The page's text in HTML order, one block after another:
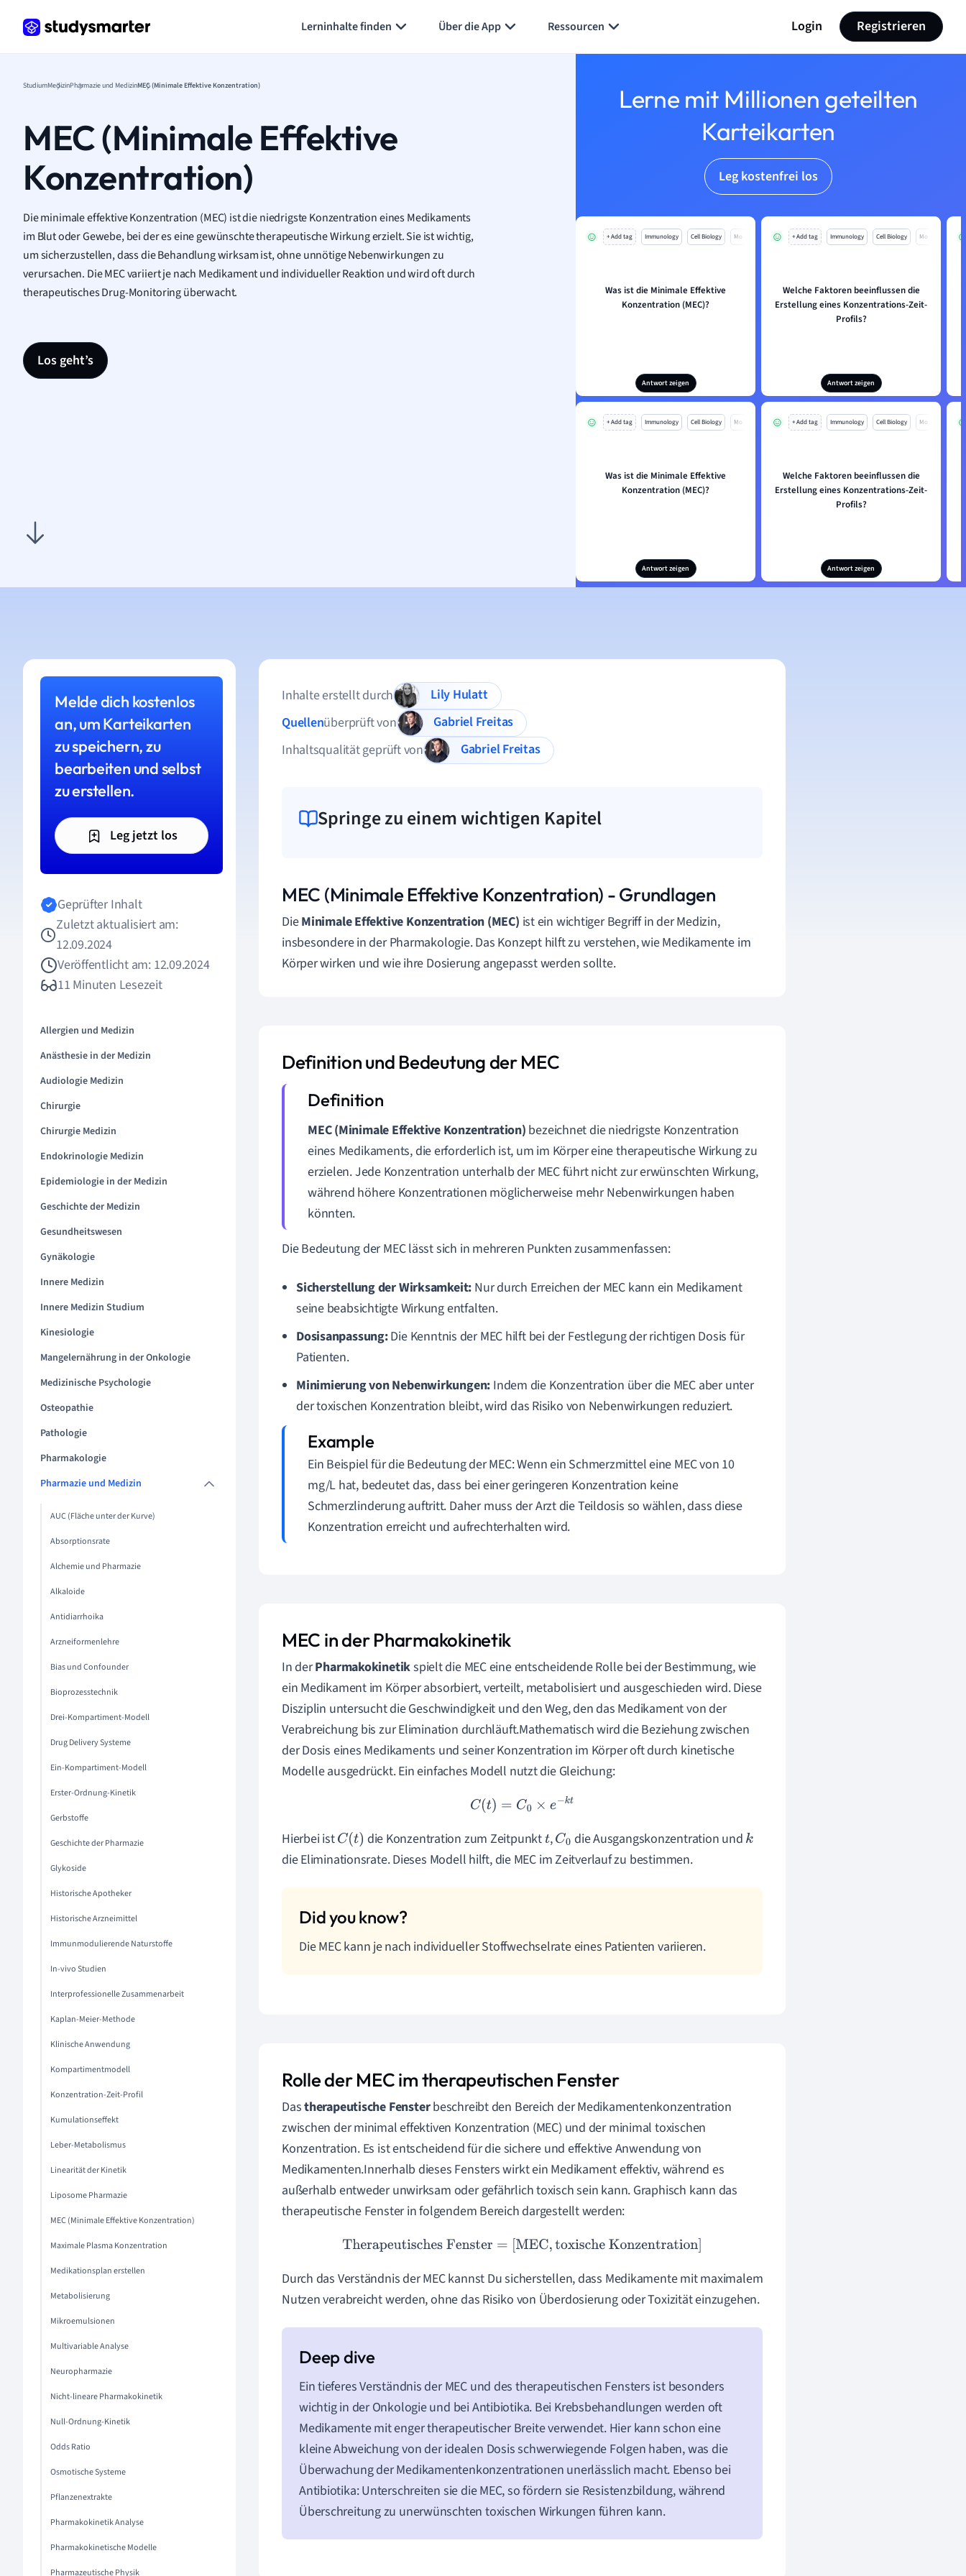
Lerninhalte finden Über die App Ressourcen Login Registrieren
StudiumMedizinPharmazie und MedizinMEC (Minimale Effektive Konzentration)
MEC (Minimale Effektive
Konzentration)
Die minimale effektive Konzentration (MEC) ist die niedrigste Konzentration eines Medikaments
im Blut oder Gewebe, bei der es eine gewünschte therapeutische Wirkung erzielt. Sie ist wichtig,
um sicherzustellen, dass die Behandlung wirksam ist, ohne unnötige Nebenwirkungen zu
verursachen. Die MEC variiert je nach Medikament und individueller Reaktion und wird oft durch
therapeutisches Drug-Monitoring überwacht.
Los geht’s
Lerne mit Millionen geteilten
Karteikarten
Leg kostenfrei los
+ Add tag Immunology Cell Biology Mo
Was ist die Minimale Effektive
Konzentration (MEC)?
Antwort zeigen
+ Add tag Immunology Cell Biology Mo
Welche Faktoren beeinflussen die
Erstellung eines Konzentrations-Zeit-
Profils?
Antwort zeigen
+ Add tag Immunology Cell Biology Mo
Was ist die Minimale Effektive
Konzentration (MEC)?
Antwort zeigen
+ Add tag Immunology Cell Biology Mo
Welche Faktoren beeinflussen die
Erstellung eines Konzentrations-Zeit-
Profils?
Antwort zeigen
Melde dich kostenlos
an, um Karteikarten
zu speichern, zu
bearbeiten und selbst
zu erstellen.
Leg jetzt los
Geprüfter Inhalt
Zuletzt aktualisiert am:
12.09.2024
Veröffentlicht am: 12.09.2024
11 Minuten Lesezeit
Allergien und Medizin
Anästhesie in der Medizin
Audiologie Medizin
Chirurgie
Chirurgie Medizin
Endokrinologie Medizin
Epidemiologie in der Medizin
Geschichte der Medizin
Gesundheitswesen
Gynäkologie
Innere Medizin
Innere Medizin Studium
Kinesiologie
Mangelernährung in der Onkologie
Medizinische Psychologie
Osteopathie
Pathologie
Pharmakologie
Pharmazie und Medizin
AUC (Fläche unter der Kurve)
Absorptionsrate
Alchemie und Pharmazie
Alkaloide
Antidiarrhoika
Arzneiformenlehre
Bias und Confounder
Bioprozesstechnik
Drei-Kompartiment-Modell
Drug Delivery Systeme
Ein-Kompartiment-Modell
Erster-Ordnung-Kinetik
Gerbstoffe
Geschichte der Pharmazie
Glykoside
Historische Apotheker
Historische Arzneimittel
Immunmodulierende Naturstoffe
In-vivo Studien
Interprofessionelle Zusammenarbeit
Kaplan-Meier-Methode
Klinische Anwendung
Kompartimentmodell
Konzentration-Zeit-Profil
Kumulationseffekt
Leber-Metabolismus
Linearität der Kinetik
Liposome Pharmazie
MEC (Minimale Effektive Konzentration)
Maximale Plasma Konzentration
Medikationsplan erstellen
Metabolisierung
Mikroemulsionen
Multivariable Analyse
Neuropharmazie
Nicht-lineare Pharmakokinetik
Null-Ordnung-Kinetik
Odds Ratio
Osmotische Systeme
Pflanzenextrakte
Pharmakokinetik Analyse
Pharmakokinetische Modelle
Pharmazeutische Physik
Inhalte erstellt durch
Lily Hulatt
Quellenüberprüft von
Gabriel Freitas
Inhaltsqualität geprüft von
Gabriel Freitas
Springe zu einem wichtigen Kapitel
MEC (Minimale Effektive Konzentration) - Grundlagen
DieMinimale Effektive Konzentration (MEC) ist ein wichtiger Begriff in der Medizin,
insbesondere in der Pharmakologie. Das Konzept hilft zu verstehen, wie Medikamente im
Körper wirken und wie ihre Dosierung angepasst werden sollte.
Definition und Bedeutung der MEC
MEC (Minimale Effektive Konzentration) bezeichnet die niedrigste Konzentration
eines Medikaments, die erforderlich ist, um im Körper eine therapeutische Wirkung zu
erzielen. Jede Konzentration unterhalb der MEC führt nicht zur erwünschten Wirkung,
während höhere Konzentrationen möglicherweise mehr Nebenwirkungen haben
könnten.
Die Bedeutung der MEC lässt sich in mehreren Punkten zusammenfassen:
Sicherstellung der Wirksamkeit: Nur durch Erreichen der MEC kann ein Medikament
seine beabsichtigte Wirkung entfalten.
Dosisanpassung:Die Kenntnis der MEC hilft bei der Festlegung der richtigen Dosis für
Patienten.
Minimierung von Nebenwirkungen: Indem die Konzentration über die MEC aber unter
der toxischen Konzentration bleibt, wird das Risiko von Nebenwirkungen reduziert.
Ein Beispiel für die Bedeutung der MEC: Wenn ein Schmerzmittel eine MEC von 10
mg/L hat, bedeutet das, dass bei einer geringeren Konzentration keine
Schmerzlinderung auftritt. Daher muss der Arzt die Teildosis so wählen, dass diese
Konzentration erreicht und aufrechterhalten wird.
MEC in der Pharmakokinetik
In derPharmakokinetikspielt die MEC eine entscheidende Rolle bei der Bestimmung, wie
ein Medikament im Körper absorbiert, verteilt, metabolisiert und ausgeschieden wird. Diese
Disziplin untersucht die Geschwindigkeit und den Weg, den das Medikament von der
Verabreichung bis zur Elimination durchläuft.Mathematisch wird die Beziehung zwischen
der Dosis eines Medikaments und seiner Konzentration im Körper oft durch kinetische
Modelle ausgedrückt. Ein einfaches Modell nutzt die Gleichung:
C( t)= C0× e− kt
Hierbei istC(t) die Konzentration zum Zeitpunktt,C0 die Ausgangskonzentration und k
die Eliminationsrate. Dieses Modell hilft, die MEC im Zeitverlauf zu bestimmen.
Die MEC kann je nach individueller Stoffwechselrate eines Patienten variieren.
Rolle der MEC im therapeutischen Fenster
Dastherapeutische Fensterbeschreibt den Bereich der Medikamentenkonzentration
zwischen der minimal effektiven Konzentration (MEC) und der minimal toxischen
Konzentration. Es ist entscheidend für die sichere und effektive Anwendung von
Medikamenten.Innerhalb dieses Fensters wirkt ein Medikament effektiv, während es
außerhalb entweder unwirksam oder gefährlich toxisch sein kann. Graphisch kann das
therapeutische Fenster in folgendem Bereich dargestellt werden:
Therapeutisches Fenster [MEC,toxische Konzentration]
Durch das Verständnis der MEC kannst Du sicherstellen, dass Medikamente mit maximalem
Nutzen verabreicht werden, ohne das Risiko von Überdosierung oder Toxizität einzugehen.
Ein tieferes Verständnis der MEC und des therapeutischen Fensters ist besonders
wichtig in der Onkologie und bei Antibiotika. Bei Krebsbehandlungen werden oft
Medikamente mit enger therapeutischer Breite verwendet. Hier kann schon eine
kleine Abweichung von der idealen Dosis schwerwiegende Folgen haben, was die
Überwachung der Medikamentenkonzentrationen unerlässlich macht. Ebenso bei
Antibiotika: Unterschreiten sie die MEC, so fördern sie Resistenzbildung, während
Überschreitung zu unerwünschten toxischen Wirkungen führen kann.